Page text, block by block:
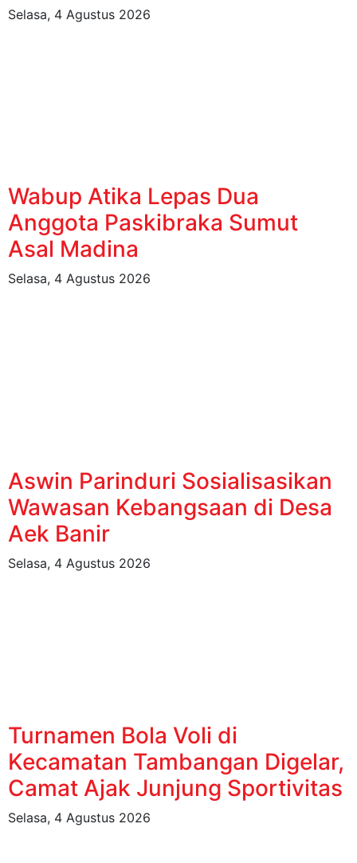
Selasa, 4 Agustus 2026
Wabup Atika Lepas Dua
Anggota Paskibraka Sumut
Asal Madina
Selasa, 4 Agustus 2026
Aswin Parinduri Sosialisasikan
Wawasan Kebangsaan di Desa
Aek Banir
Selasa, 4 Agustus 2026
Turnamen Bola Voli di
Kecamatan Tambangan Digelar,
Camat Ajak Junjung Sportivitas
Selasa, 4 Agustus 2026